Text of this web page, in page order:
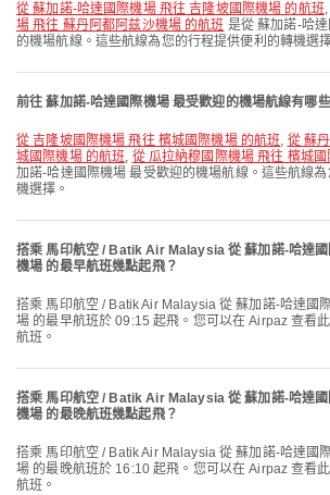
從 蘇加諾-哈達國際機場 飛往 吉隆坡國際機場 的航班
場 飛往 蘇丹阿都阿兹沙機場 的航班 是從 蘇加諾-哈
的機場航線。這些航線為您的行程提供便利的轉機選
前往 蘇加諾-哈達國際機場 最受歡迎的機場航線有哪
從 吉隆坡國際機場 飛往 檳城國際機場 的航班, 從 蘇
城國際機場 的航班, 從 瓜拉納穆國際機場 飛往 檳城
加諾-哈達國際機場 最受歡迎的機場航線。這些航線
機選擇。
搭乘 馬印航空 / Batik Air Malaysia 從 蘇加諾-哈達
機場 的最早航班幾點起飛？
搭乘 馬印航空 / Batik Air Malaysia 從 蘇加諾-哈達國際機場 前往 檳城國際機
場 的最早航班於 09:15 起飛。您可以在 Airpaz 查看
航班。
搭乘 馬印航空 / Batik Air Malaysia 從 蘇加諾-哈達
機場 的最晚航班幾點起飛？
搭乘 馬印航空 / Batik Air Malaysia 從 蘇加諾-哈達國際機場 前往 檳城國際機
場 的最晚航班於 16:10 起飛。您可以在 Airpaz 查看
航班。